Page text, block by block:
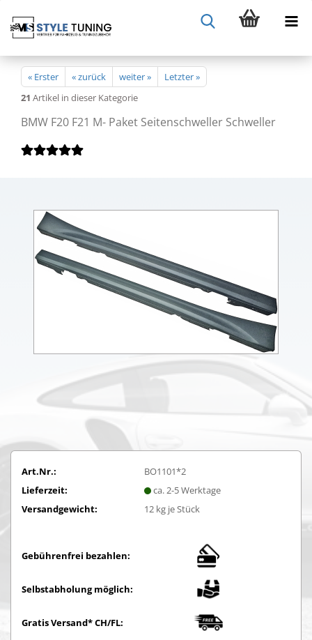
« Erster « zurück weiter »
Letzter »
21 Artikel in dieser Kategorie
BMW F20 F21 M- Paket Seitenschweller Schweller
Art.Nr.:
BO1101*2
Lieferzeit:
ca. 2-5 Werktage
Versandgewicht:
12kg je Stück
Gebührenfrei bezahlen:
Selbstabholung möglich:
Gratis Versand* CH/FL: